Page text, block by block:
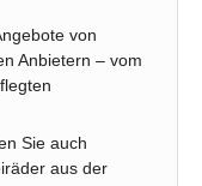
von
Anbietern – vom
Sie auch
aus der